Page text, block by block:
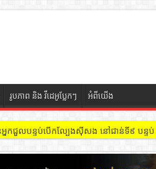
រូបភាព និង វីដេអូប្លែកៗ អំពីយើង
នកជួលបន្ទប់បើកល្បែងសុីសង នៅជាន់ទី៩ បន្ទ